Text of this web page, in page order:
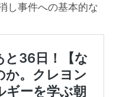
し事件への基本的な